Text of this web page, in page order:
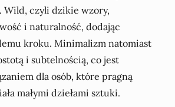
Wild, czyli dzikie wzory,
i naturalność, dodając
kroku. Minimalizm natomiast
i subtelnością, co jest
dla osób, które pragną
małymi dziełami sztuki.